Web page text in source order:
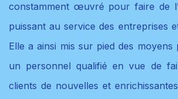
constamment œuvré pour faire de
puissant au service des entreprises
Elle a ainsi mis sur pied des moyens
un personnel qualifié en vue de
clients de nouvelles et